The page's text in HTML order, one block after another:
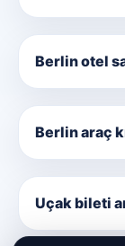
Berlin otel
Berlin araç
Uçak bileti